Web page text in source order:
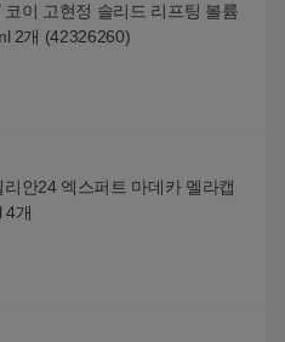
이 고현정 솔리드 리프팅 볼륨
2개 (42326260)
안24 엑스퍼트 마데카 멜라캡
4개